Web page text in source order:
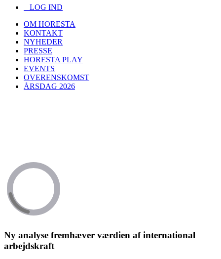
LOG IND
OM HORESTA
KONTAKT
NYHEDER
PRESSE
HORESTA PLAY
EVENTS
OVERENSKOMST
ÅRSDAG 2026
Ny analyse fremhæver værdien af international
arbejdskraft